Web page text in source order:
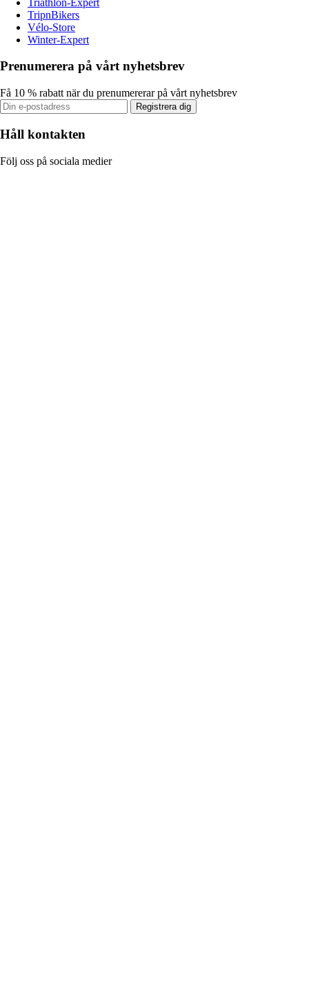
TripnBikers
Vélo-Store
Winter-Expert
Prenumerera på vårt nyhetsbrev
Få 10 % rabatt när du prenumererar på vårt nyhetsbrev
Registrera dig
Håll kontakten
Följ oss på sociala medier